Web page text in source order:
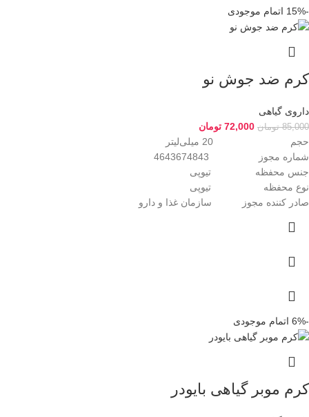
-15% اتمام موجودی
کرم ضد جوش نو
داروی گیاهی
85,000 تومان 72,000 تومان
حجم 20 میلی‌لیتر
شماره مجوز 4643674843
جنس محفظه تیوپی
نوع محفظه تیوپی
صادر کننده مجوز سازمان غذا و دارو
-6% اتمام موجودی
کرم موبر گیاهی بایودر